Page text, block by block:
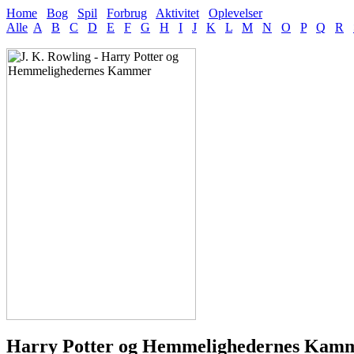
Home Bog Spil Forbrug Aktivitet
Oplevelser
Alle A B C D E F G H I J K L M N O P Q R
Harry Potter og Hemmelighedernes